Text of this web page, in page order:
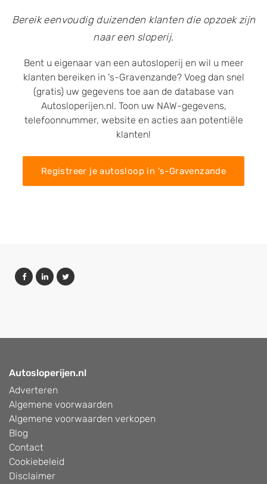
Bereik eenvoudig duizenden klanten die opzoek zijn
naar een sloperij.
Bent u eigenaar van een autosloperij en wil u meer
klanten bereiken in 's-Gravenzande? Voeg dan snel
(gratis) uw gegevens toe aan de database van
Autosloperijen.nl. Toon uw NAW-gegevens,
telefoonnummer, website en acties aan potentiële
klanten!
Registreer je autosloop in 's-Gravenzande
Autosloperijen.nl
Adverteren
Algemene voorwaarden
Algemene voorwaarden verkopen
Blog
Contact
Cookiebeleid
Disclaimer